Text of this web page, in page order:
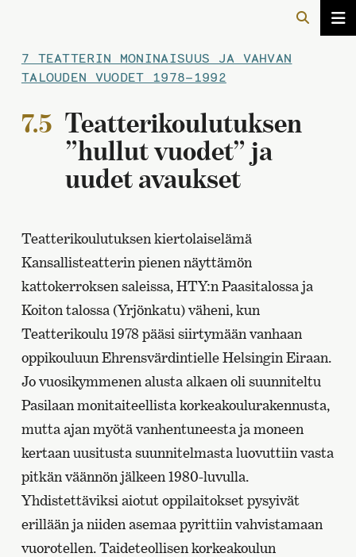
7 TEATTERIN MONINAISUUS JA VAHVAN
TALOUDEN VUODET 1978–1992
7.5 Teatterikoulutuksen
”hullut vuodet” ja
uudet avaukset
Teatterikoulutuksen kiertolaiselämä
Kansallisteatterin pienen näyttämön
kattokerroksen saleissa, HTY:n Paasitalossa ja
Koiton talossa (Yrjönkatu) väheni, kun
Teatterikoulu 1978 pääsi siirtymään vanhaan
oppikouluun Ehrensvärdintielle Helsingin Eiraan.
Jo vuosikymmenen alusta alkaen oli suunniteltu
Pasilaan monitaiteellista korkeakoulurakennusta,
mutta ajan myötä vanhentuneesta ja moneen
kertaan uusitusta suunnitelmasta luovuttiin vasta
pitkän väännön jälkeen 1980-luvulla.
Yhdistettäviksi aiotut oppilaitokset pysyivät
erillään ja niiden asemaa pyrittiin vahvistamaan
vuorotellen. Taideteollisen korkeakoulun